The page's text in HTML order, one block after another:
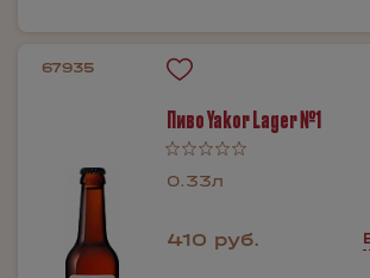
67935
Пиво Yakor Lager №1
0.33л
410 руб.